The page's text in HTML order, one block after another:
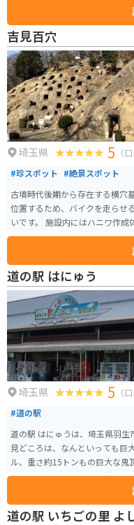
散策にはとても良い場所です。
く存在しグルメも堪能できる。
吉見百穴
埼玉県 5 （
#珍スポット #絶景スポット
古墳時代後期から存在する横穴
位置するため、バイクを走らせ
いです。 施設内にはハニワ作成体験など複数の体験スポットもあるため、体
験と眺望どちらをとっても満足
道の駅 はにゅう
埼玉県 5 （
#道の駅
道の駅 はにゅうは、埼玉県羽生
見どころは、なんといっても巨
ル、重さ約15トンもの巨大な鬼
しまれています。 また、併設されている「さいたま水族館」では、埼玉県の
荒川に生息する魚を中心に、
できます。 地元の新鮮な農産物が購入できるのも道の駅の大きな魅力です。
羽生市は「埼玉の米どころ」と
道の駅 いちごの里 よ